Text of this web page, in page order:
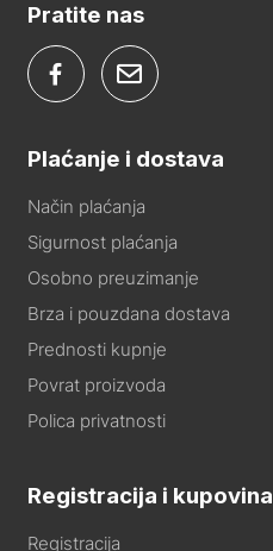
Pratite nas
Plaćanje i dostava
Način plaćanja
Sigurnost plaćanja
Osobno preuzimanje
Brza i pouzdana dostava
Prednosti kupnje
Povrat proizvoda
Polica privatnosti
Registracija i kupovina
Registracija